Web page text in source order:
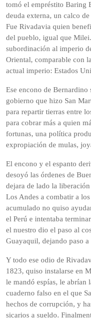
tomó el empréstito Baring
deuda externa, un calco
Fue Rivadavia quien
del pueblo, igual que
subordinación al imperio
Oriental, comparable con
actual imperio: Estados
Ese encono de
gobierno que hizo San
para repartir tierras entre
para cobrar más a quien
fortunas, una política
expropiación de mulas,
El encono y el espanto
desoyó las órdenes de
dejara de lado la
Los Andes a combatir a
acumulado no quiso
el Perú e intentaba
el nuestro dio el paso al
Guayaquil, dejando paso
Y todo ese odio de
1823, quiso instalarse en
le mandó espías, le abrían
cuaderno falso en el que
hechos de corrupción, y
sicarios a sueldo.